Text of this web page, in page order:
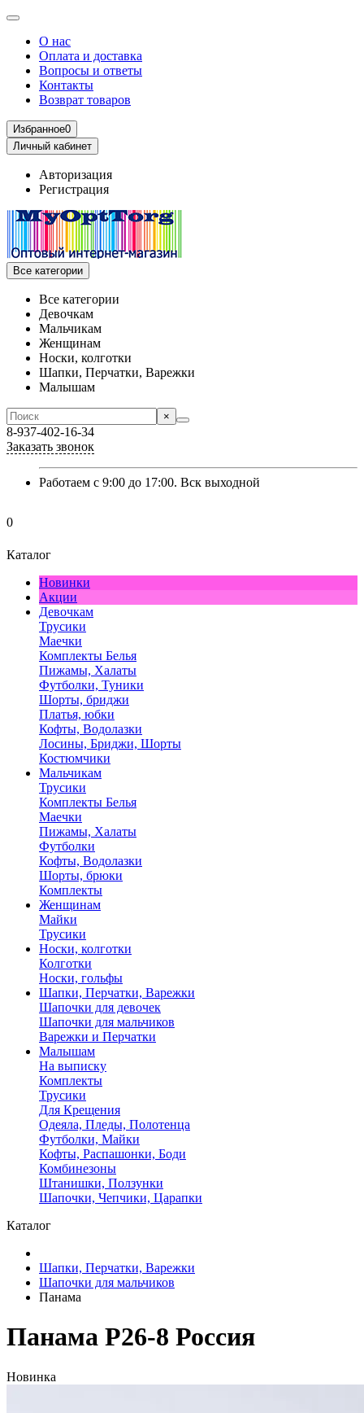
О нас
Оплата и доставка
Вопросы и ответы
Контакты
Возврат товаров
Избранное0
Личный кабинет
Авторизация
Регистрация
Все категории
Все категории
Девочкам
Мальчикам
Женщинам
Носки, колготки
Шапки, Перчатки, Варежки
Малышам
×
8-937-402-16-34
Заказать звонок
Работаем с 9:00 до 17:00. Вск выходной
0
Каталог
Новинки
Акции
Девочкам
Трусики
Маечки
Комплекты Белья
Пижамы, Халаты
Футболки, Туники
Шорты, бриджи
Платья, юбки
Кофты, Водолазки
Лосины, Бриджи, Шорты
Костюмчики
Мальчикам
Трусики
Комплекты Белья
Маечки
Пижамы, Халаты
Футболки
Кофты, Водолазки
Шорты, брюки
Комплекты
Женщинам
Майки
Трусики
Носки, колготки
Колготки
Носки, гольфы
Шапки, Перчатки, Варежки
Шапочки для девочек
Шапочки для мальчиков
Варежки и Перчатки
Малышам
На выписку
Комплекты
Трусики
Для Крещения
Одеяла, Пледы, Полотенца
Футболки, Майки
Кофты, Распашонки, Боди
Комбинезоны
Штанишки, Ползунки
Шапочки, Чепчики, Царапки
Каталог
Шапки, Перчатки, Варежки
Шапочки для мальчиков
Панама
Панама P26-8 Россия
Новинка